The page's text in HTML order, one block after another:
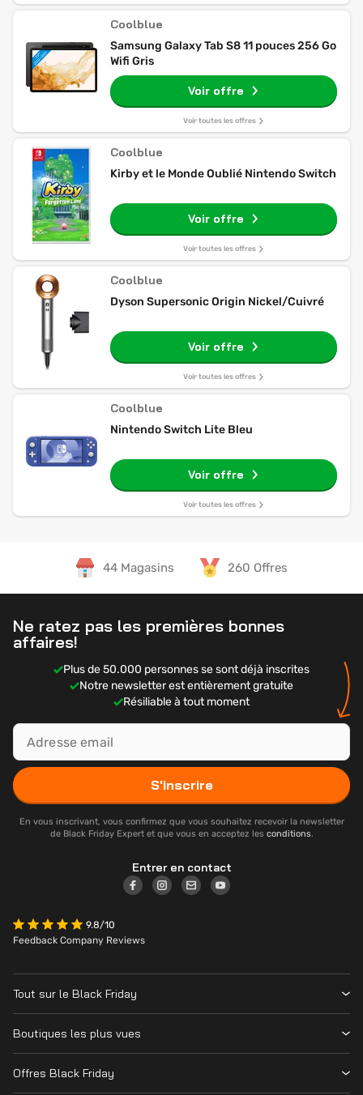
Coolblue
Samsung Galaxy Tab S8 11 pouces 256 Go
Wifi Gris
Voir offre
Voir toutes les offres
Coolblue
Kirby et le Monde Oublié Nintendo Switch
Voir offre
Voir toutes les offres
Coolblue
Dyson Supersonic Origin Nickel/Cuivré
Voir offre
Voir toutes les offres
Coolblue
Nintendo Switch Lite Bleu
Voir offre
Voir toutes les offres
44 Magasins 260 Offres
Ne ratez pas les premières bonnes
affaires!
Plus de 50.000 personnes se sont déjà inscrites
Notre newsletter est entièrement gratuite
Résiliable à tout moment
S'inscrire
En vous inscrivant, vous confirmez que vous souhaitez recevoir la newsletter
de Black Friday Expert et que vous en acceptez les conditions.
Entrer en contact
9.8/10
Feedback Company Reviews
Tout sur le Black Friday
Magasins
Cyber Monday
Boutiques les plus vues
Offres Black Friday